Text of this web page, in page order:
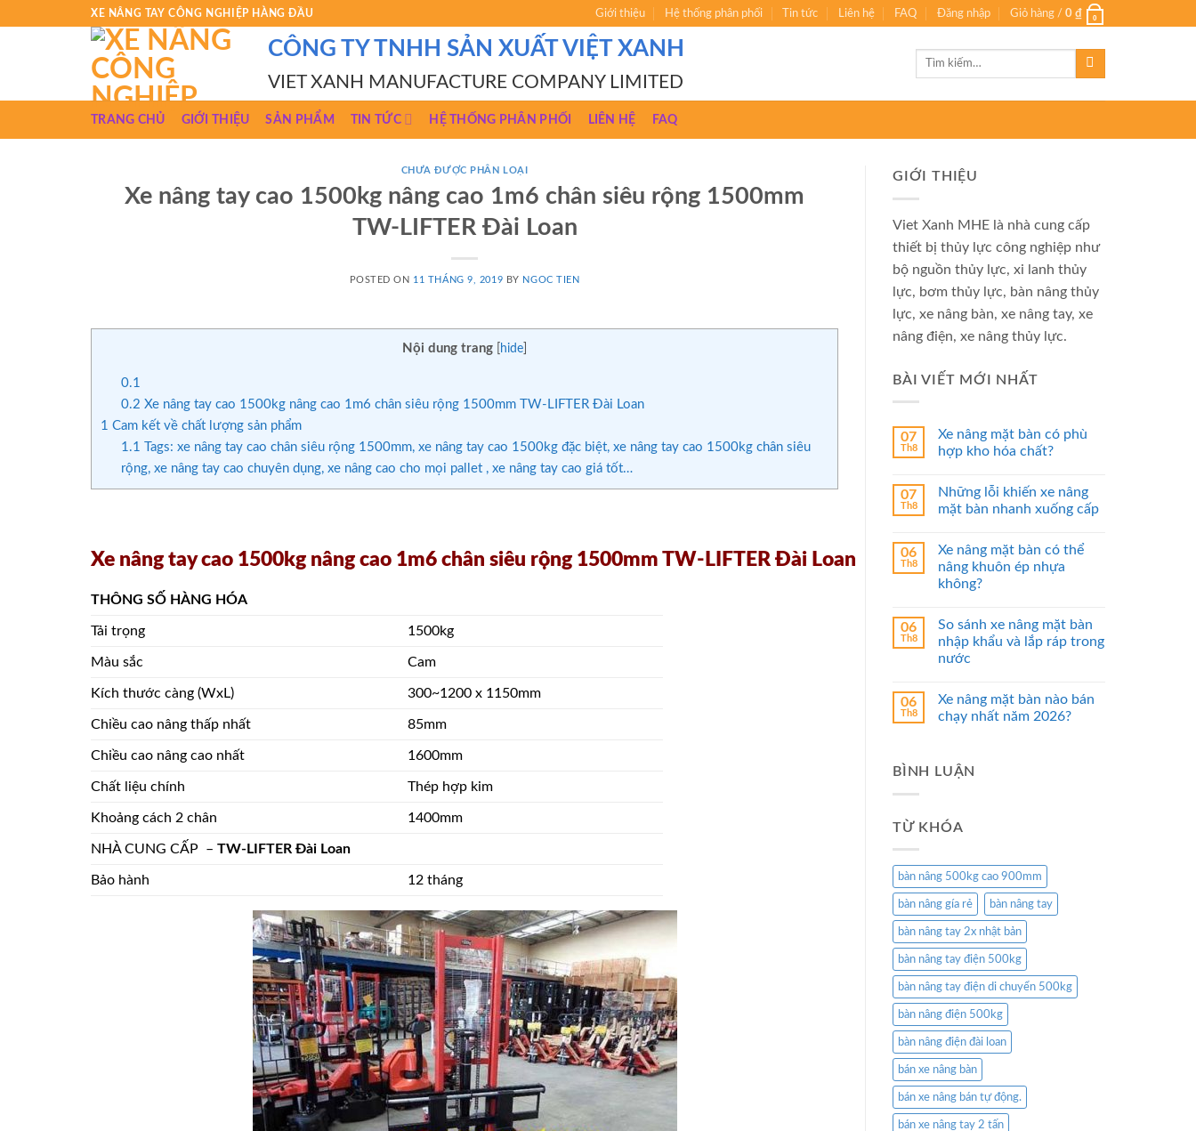
XE NÂNG TAY CÔNG NGHIỆP HÀNG ĐẦU Giới thiệu Hệ thống phân phối Tin tức Liên hệ FAQ Đăng nhập Giỏ hàng / 0 ₫ 0
CÔNG TY TNHH SẢN XUẤT VIỆT XANH
VIET XANH MANUFACTURE COMPANY LIMITED
Tìm
TRANG CHỦ GIỚI THIỆU SẢN PHẨM TIN TỨC HỆ THỐNG PHÂN PHỐI LIÊN HỆ FAQ
CHƯA ĐƯỢC PHÂN LOẠI
Xe nâng tay cao 1500kg nâng cao 1m6 chân siêu rộng 1500mm
TW-LIFTER Đài Loan
POSTED ON 11 THÁNG 9, 2019 BY NGOC TIEN
Nội dung trang hide
0.1
0.2 Xe nâng tay cao 1500kg nâng cao 1m6 chân siêu rộng 1500mm TW-LIFTER Đài Loan
1 Cam kết về chất lượng sản phẩm
1.1
Tags: xe nâng tay cao chân siêu rộng 1500mm, xe nâng tay cao 1500kg đặc biệt, xe nâng tay cao 1500kg chân siêu
rộng, xe nâng tay cao chuyên dụng, xe nâng cao cho mọi pallet , xe nâng tay cao giá tốt…
Xe nâng tay cao 1500kg nâng cao 1m6 chân siêu rộng 1500mm TW-LIFTER Đài Loan
THÔNG SỐ HÀNG HÓA
Tải trọng 1500kg
Màu sắc Cam
Kích thước càng (WxL) 300~1200 x 1150mm
Chiều cao nâng thấp nhất 85mm
Chiều cao nâng cao nhất 1600mm
Chất liệu chính Thép hợp kim
Khoảng cách 2 chân 1400mm
NHÀ CUNG CẤP – TW-LIFTER Đài Loan
Bảo hành 12 tháng
GIỚI THIỆU
Viet Xanh MHE là nhà cung cấp
thiết bị thủy lực công nghiệp như
bộ nguồn thủy lực, xi lanh thủy
lực, bơm thủy lực, bàn nâng thủy
lực, xe nâng bàn, xe nâng tay, xe
nâng điện, xe nâng thủy lực.
BÀI VIẾT MỚI NHẤT
07
Th8
Xe nâng mặt bàn có phù
hợp kho hóa chất?
07
Th8
Những lỗi khiến xe nâng
mặt bàn nhanh xuống cấp
06
Th8
Xe nâng mặt bàn có thể
nâng khuôn ép nhựa
không?
06
Th8
So sánh xe nâng mặt bàn
nhập khẩu và lắp ráp trong
nước
06
Th8
Xe nâng mặt bàn nào bán
chạy nhất năm 2026?
BÌNH LUẬN
TỪ KHÓA
bàn nâng 500kg cao 900mm
bàn nâng gía rẻ bàn nâng tay
bàn nâng tay 2x nhật bản
bàn nâng tay điện 500kg
bàn nâng tay điện di chuyển 500kg
bàn nâng điện 500kg
bàn nâng điện đài loan
bán xe nâng bàn
bán xe nâng bán tự động.
bán xe nâng tay 2 tấn